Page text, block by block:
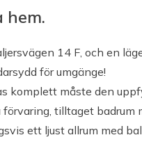
i månadsavgiften.
14 F, och en
för umgänge!
komplett måste den
tilltaget badrum
ett ljust allrum med